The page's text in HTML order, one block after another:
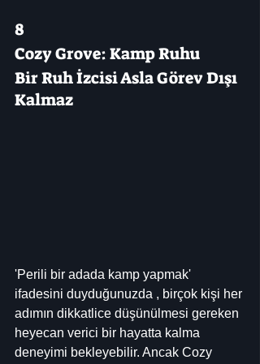
8
Cozy Grove: Kamp Ruhu
Bir Ruh İzcisi Asla Görev Dışı
Kalmaz
'Perili bir adada kamp yapmak'
ifadesini duyduğunuzda , birçok kişi her
adımın dikkatlice düşünülmesi gereken
heyecan verici bir hayatta kalma
deneyimi bekleyebilir. Ancak Cozy